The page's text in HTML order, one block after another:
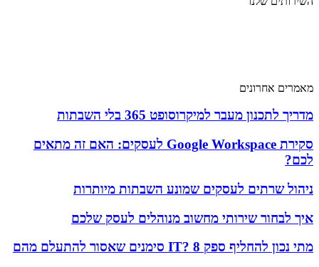
מאמרים אחרונים
מדריך לתכנון מעבר למיקרוסופט 365 בלי השבתות
סקירת Google Workspace לעסקים: האם זה מתאים
לכם?
ניהול שרתים לעסקים שמונע השבתות מיותרות
איך לבחור שירותי מחשוב מנוהלים לעסק שלכם
מתי נכון להחליף ספק IT? 8 סימנים שאסור להתעלם מהם